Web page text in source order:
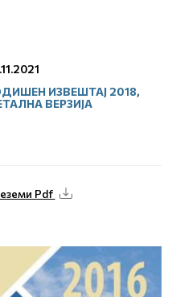
ИЗВЕШТАЈ 2018,
ВЕРЗИЈА
Pdf